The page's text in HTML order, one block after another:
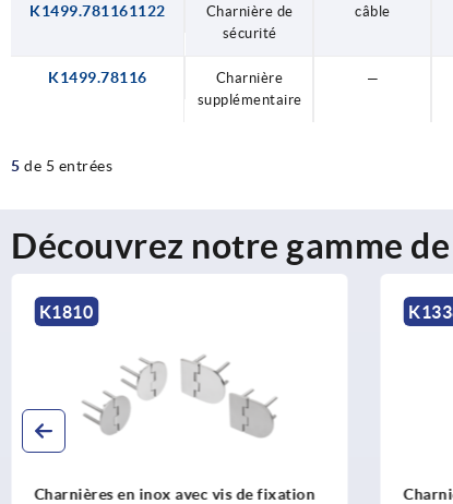
K1499.781161122
Charnière de
sécurité
câble
K1499.78116
Charnière
supplémentaire
—
5 de 5 entrées
Découvrez notre gamme
K1338
Charnières en acier inoxydable 1.4305